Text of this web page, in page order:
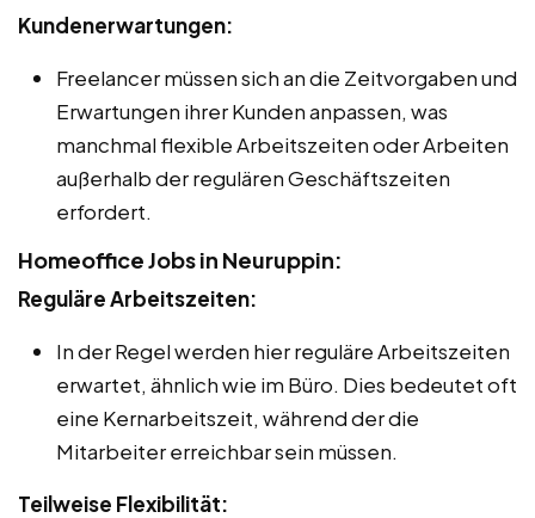
Kundenerwartungen:
Freelancer müssen sich an die Zeitvorgaben und
Erwartungen ihrer Kunden anpassen, was
manchmal flexible Arbeitszeiten oder Arbeiten
außerhalb der regulären Geschäftszeiten
erfordert.
Homeoffice Jobs in Neuruppin:
Reguläre Arbeitszeiten:
In der Regel werden hier reguläre Arbeitszeiten
erwartet, ähnlich wie im Büro. Dies bedeutet oft
eine Kernarbeitszeit, während der die
Mitarbeiter erreichbar sein müssen.
Teilweise Flexibilität: